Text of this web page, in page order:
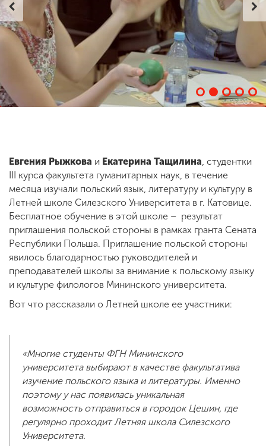
Приемная
комиссия
+7 (831) 262-26-20
Евгения Рыжкова и Екатерина Тащилина, студентки
III курса факультета гуманитарных наук, в течение
месяца изучали польский язык, литературу и культуру в
Летней школе Силезского Университета в г. Катовице.
Бесплатное обучение в этой школе – результат
приглашения польской стороны в рамках гранта Сената
Республики Польша. Приглашение польской стороны
явилось благодарностью руководителей и
преподавателей школы за внимание к польскому языку
и культуре филологов Мининского университета.
Вот что рассказали о Летней школе ее участники:
«Многие студенты ФГН Мининского
университета выбирают в качестве факультатива
изучение польского языка и литературы. Именно
поэтому у нас появилась уникальная
возможность отправиться в городок Цешин, где
регулярно проходит Летняя школа Силезского
Университета.